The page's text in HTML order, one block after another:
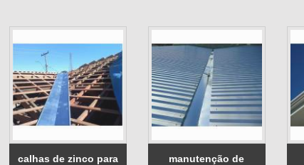
calhas de zinco para
manutenção de